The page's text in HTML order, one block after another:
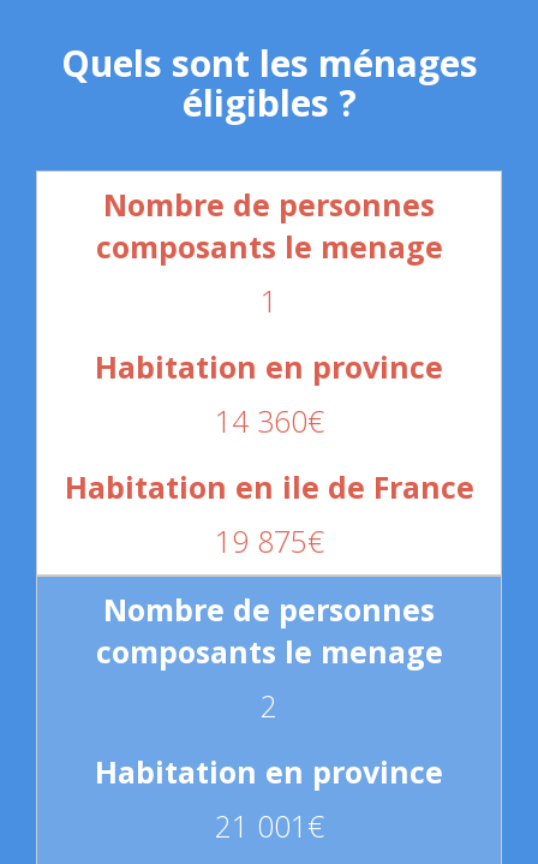
Quels sont les ménages
éligibles ?
1
14 360€
19 875€
2
21 001€